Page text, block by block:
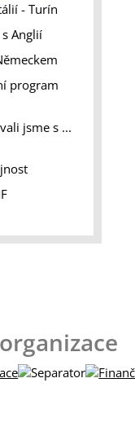
- Turín
Anglií
program
jsme s ...